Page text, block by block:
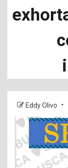
Eddy Olivo